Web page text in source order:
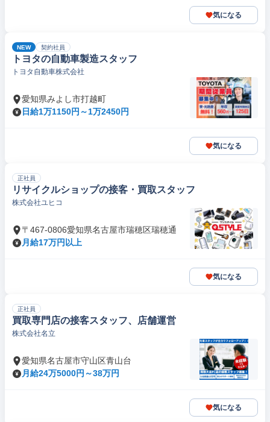
気になる
NEW 契約社員
トヨタの自動車製造スタッフ
トヨタ自動車株式会社
愛知県みよし市打越町
日給1万1150円～1万2450円
気になる
正社員
リサイクルショップの接客・買取スタッフ
株式会社ユヒコ
〒467-0806愛知県名古屋市瑞穂区瑞穂通
月給17万円以上
気になる
正社員
買取専門店の接客スタッフ、店舗運営
株式会社名立
愛知県名古屋市守山区青山台
月給24万5000円～38万円
気になる